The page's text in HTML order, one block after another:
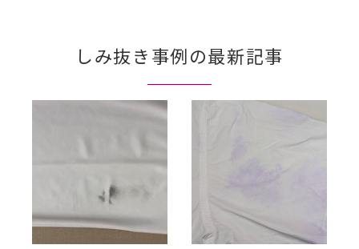
しみ抜き事例の最新記事